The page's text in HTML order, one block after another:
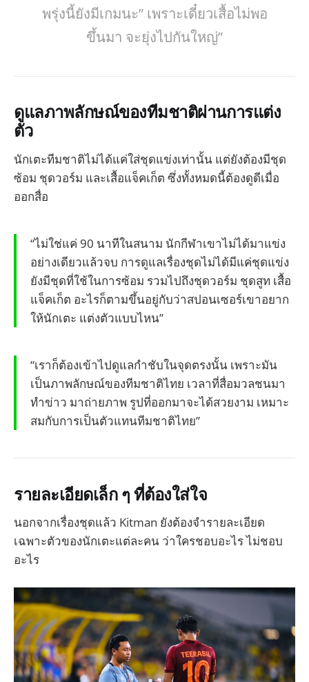
พรุ่งนี้ยังมีเกมนะ” เพราะเดี๋ยวเสื้อไม่พอ
ขึ้นมา จะยุ่งไปกันใหญ่”
ดูแลภาพลักษณ์ของทีมชาติผ่านการแต่ง
ตัว
นักเตะทีมชาติไม่ได้แค่ใส่ชุดแข่งเท่านั้น แต่ยังต้องมีชุด
ซ้อม ชุดวอร์ม และเสื้อแจ็คเก็ต ซึ่งทั้งหมดนี้ต้องดูดีเมื่อ
ออกสื่อ
“ไม่ใช่แค่ 90 นาทีในสนาม นักกีฬาเขาไม่ได้มาแข่ง
อย่างเดียวแล้วจบ การดูแลเรื่องชุดไม่ได้มีแค่ชุดแข่ง
ยังมีชุดที่ใช้ในการซ้อม รวมไปถึงชุดวอร์ม ชุดสูท เสื้อ
แจ็คเก็ต อะไรก็ตามขึ้นอยู่กับว่าสปอนเซอร์เขาอยาก
ให้นักเตะ แต่งตัวแบบไหน”
“เราก็ต้องเข้าไปดูแลกำชับในจุดตรงนั้น เพราะมัน
เป็นภาพลักษณ์ของทีมชาติไทย เวลาที่สื่อมวลชนมา
ทำข่าว มาถ่ายภาพ รูปที่ออกมาจะได้สวยงาม เหมาะ
สมกับการเป็นตัวแทนทีมชาติไทย”
รายละเอียดเล็ก ๆ ที่ต้องใส่ใจ
นอกจากเรื่องชุดแล้ว Kitman ยังต้องจำรายละเอียด
เฉพาะตัวของนักเตะแต่ละคน ว่าใครชอบอะไร ไม่ชอบ
อะไร